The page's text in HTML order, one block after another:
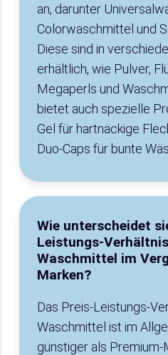
an, darunter
Colorwaschmittel und
Diese sind in
erhältlich, wie Pulver,
Megaperls und
bietet auch spezielle
Gel für hartnäckige
Duo-Caps für bunte
Wie unterscheidet
Leistungs-
Waschmittel im
Marken?
Das Preis-Leistungs-
Waschmittel ist im
günstiger als